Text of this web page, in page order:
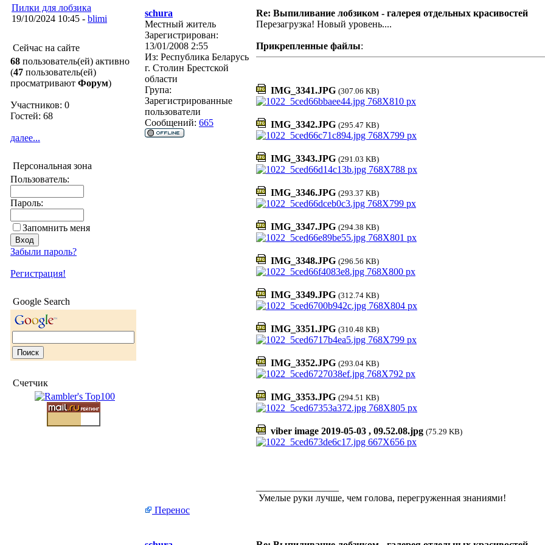
Пилки для лобзика
19/10/2024 10:45 - blimi
Сейчас на сайте
68 пользователь(ей) активно
(47 пользователь(ей)
просматривают Форум)
Участников: 0
Гостей: 68
далее...
Персональная зона
Пользователь:
Пароль:
Запомнить меня
Забыли пароль?
Регистрация!
Google Search
Счетчик
schura Re: Выпиливание лобзиком - галерея отдельных красивостей
Местный житель
Зарегистрирован:
13/01/2008 2:55
Из: Республика Беларусь
г. Столин Брестской
области
Група:
Зарегистрированные
пользователи
Сообщений: 665
Перезагрузка! Новый уровень....
Прикрепленные файлы:
IMG_3341.JPG (307.06 KB)
IMG_3342.JPG (295.47 KB)
IMG_3343.JPG (291.03 KB)
IMG_3346.JPG (293.37 KB)
IMG_3347.JPG (294.38 KB)
IMG_3348.JPG (296.56 KB)
IMG_3349.JPG (312.74 KB)
IMG_3351.JPG (310.48 KB)
IMG_3352.JPG (293.04 KB)
IMG_3353.JPG (294.51 KB)
viber image 2019-05-03 , 09.52.08.jpg (75.29 KB)
Умелые руки лучше, чем голова, перегруженная знаниями!
Перенос